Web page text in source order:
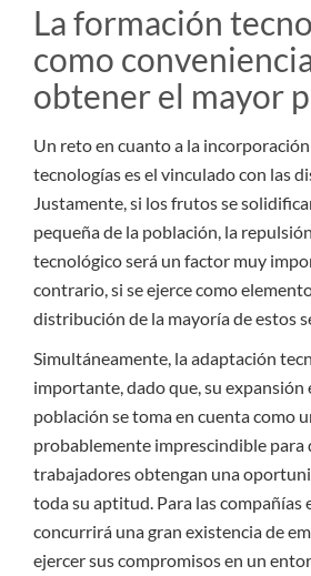
La formación
como
obtener el mayor
Un reto en cuanto a la
tecnologías es el vinculado con las
Justamente, si los frutos se
pequeña de la población, la
tecnológico será un factor muy
contrario, si se ejerce como
distribución de la mayoría de estos
Simultáneamente, la adaptación
importante, dado que, su expansión
población se toma en cuenta como
probablemente imprescindible para
trabajadores obtengan una
toda su aptitud. Para las compañías
concurrirá una gran existencia de
ejercer sus compromisos en un